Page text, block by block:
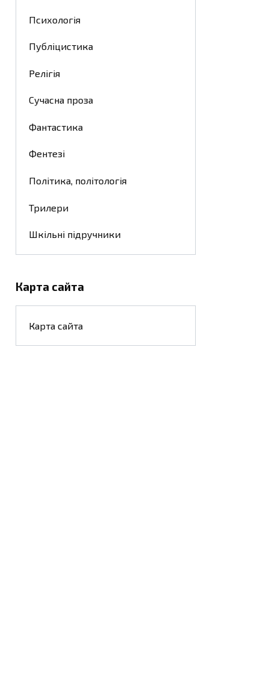
Психологія
Публіцистика
Релігія
Сучасна проза
Фантастика
Фентезі
Політика, політологія
Трилери
Шкільні підручники
Карта сайта
Карта сайта